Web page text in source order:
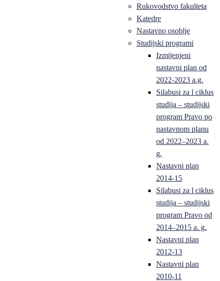
Rukovodstvo fakulteta
Katedre
Nastavno osoblje
Studijski programi
Izmijenjeni
nastavni plan od
2022-2023 a.g.
Silabusi za l ciklus
studija – studijski
program Pravo po
nastavnom planu
od 2022–2023 a.
g.
Nastavni plan
2014-15
Silabusi za l ciklus
studija – studijski
program Pravo od
2014–2015 a. g.
Nastavni plan
2012-13
Nastavni plan
2010-11